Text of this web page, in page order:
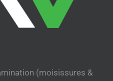
(moisissures &